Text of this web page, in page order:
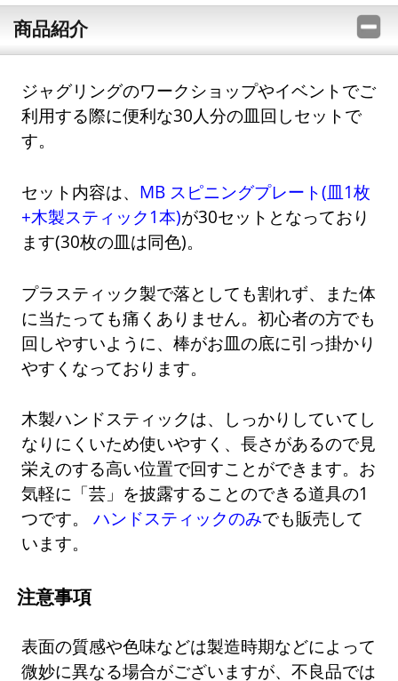
商品紹介
ジャグリングのワークショップやイベントでご
利用する際に便利な30人分の皿回しセットで
す。
セット内容は、 MB スピニングプレート(皿1枚
+木製スティック1本)が30セットとなっており
ます(30枚の皿は同色)。
プラスティック製で落としても割れず、また体
に当たっても痛くありません。初心者の方でも
回しやすいように、棒がお皿の底に引っ掛かり
やすくなっております。
木製ハンドスティックは、しっかりしていてし
なりにくいため使いやすく、長さがあるので見
栄えのする高い位置で回すことができます。お
気軽に「芸」を披露することのできる道具の1
つです。ハンドスティックのみでも販売して
います。
注意事項
表面の質感や色味などは製造時期などによって
微妙に異なる場合がございますが、不良品では